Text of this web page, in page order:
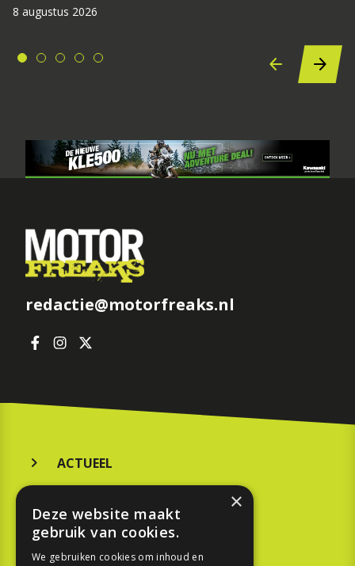
8 augustus 2026
redactie@motorfreaks.nl
ACTUEEL
KOOPGIDS
TESTEN
×
Deze website maakt
gebruik van cookies.
We gebruiken cookies om inhoud en